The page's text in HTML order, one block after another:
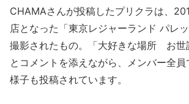
CHAMAさんが投稿したプリクラは、
店となった「東京レジャーランド パレ
撮影されたもの。「大好きな場所 お世
とコメントを添えながら、メンバー全
様子も投稿されています。